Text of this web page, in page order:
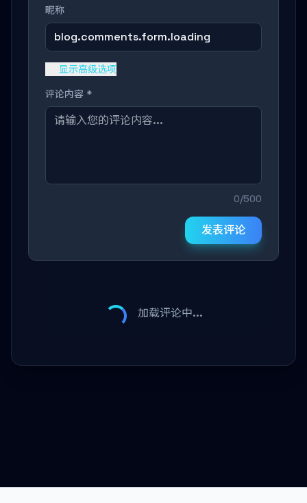
昵称
blog.comments.form.loading
显示高级选项
评论内容 *
0/500
发表评论
加载评论中...